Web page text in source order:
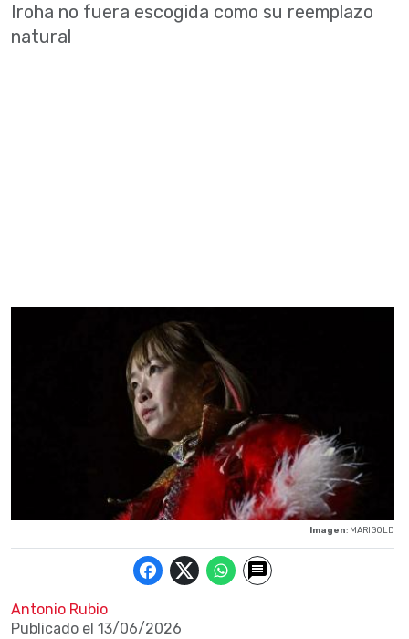
Iroha no fuera escogida como su reemplazo
natural
Imagen: MARIGOLD
Antonio Rubio
Publicado el 13/06/2026